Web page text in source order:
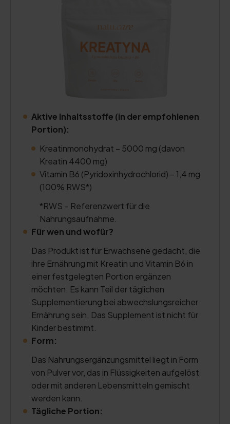
Aktive Inhaltsstoffe (in der empfohlenen
Portion):
Kreatinmonohydrat – 5000 mg (davon
Kreatin 4400 mg)
Vitamin B6 (Pyridoxinhydrochlorid) – 1,4 mg
(100% RWS*)
*RWS – Referenzwert für die
Nahrungsaufnahme.
Für wen und wofür?
Das Produkt ist für Erwachsene gedacht, die
ihre Ernährung mit Kreatin und Vitamin B6 in
einer festgelegten Portion ergänzen
möchten. Es kann Teil der täglichen
Supplementierung bei abwechslungsreicher
Ernährung sein. Das Supplement ist nicht für
Kinder bestimmt.
Form:
Das Nahrungsergänzungsmittel liegt in Form
von Pulver vor, das in Flüssigkeiten aufgelöst
oder mit anderen Lebensmitteln gemischt
werden kann.
Tägliche Portion: